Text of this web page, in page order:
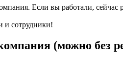
Если вы работали, сейчас
и сотрудники!
(можно без